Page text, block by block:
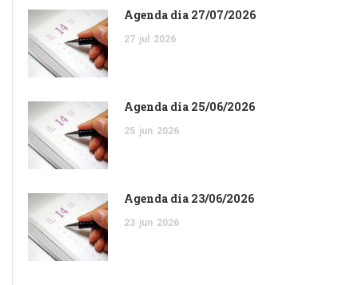
Agenda dia 27/07/2026
27 jul 2026
Agenda dia 25/06/2026
25 jun 2026
Agenda dia 23/06/2026
23 jun 2026